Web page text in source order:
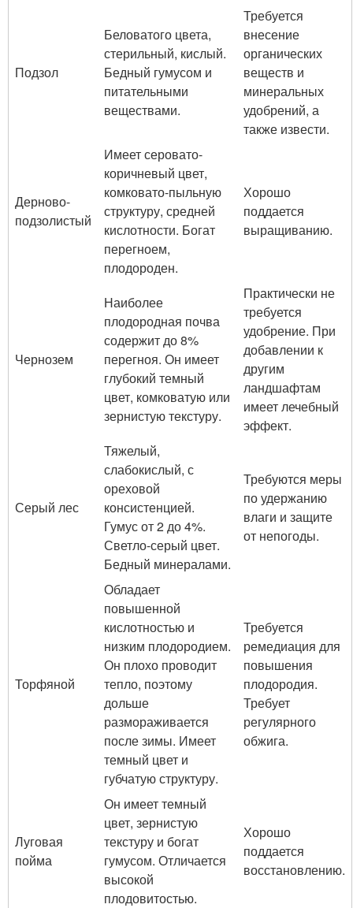
Подзол
Беловатого цвета,
стерильный, кислый.
Бедный гумусом и
питательными
веществами.
Требуется
внесение
органических
веществ и
минеральных
удобрений, а
также извести.
Дерново-
подзолистый
Имеет серовато-
коричневый цвет,
комковато-пыльную
структуру, средней
кислотности. Богат
перегноем,
плодороден.
Хорошо
поддается
выращиванию.
Чернозем
Наиболее
плодородная почва
содержит до 8%
перегноя. Он имеет
глубокий темный
цвет, комковатую или
зернистую текстуру.
Практически не
требуется
удобрение. При
добавлении к
другим
ландшафтам
имеет лечебный
эффект.
Серый лес
Тяжелый,
слабокислый, с
ореховой
консистенцией.
Гумус от 2 до 4%.
Светло-серый цвет.
Бедный минералами.
Требуются меры
по удержанию
влаги и защите
от непогоды.
Торфяной
Обладает
повышенной
кислотностью и
низким плодородием.
Он плохо проводит
тепло, поэтому
дольше
размораживается
после зимы. Имеет
темный цвет и
губчатую структуру.
Требуется
ремедиация для
повышения
плодородия.
Требует
регулярного
обжига.
Луговая
пойма
Он имеет темный
цвет, зернистую
текстуру и богат
гумусом. Отличается
высокой
плодовитостью.
Хорошо
поддается
восстановлению.